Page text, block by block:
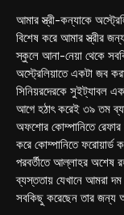
আমার স্ত্রী-কন্যাকে
বিশেষ করে আমার স্ত্রীর
স্কুলে আনা-নেয়া থেকে
অস্ট্রেলিয়াতে একটা জব
সিনিয়রদেরকে সুইট্যাবল
আগে হঠাৎ করেই ৩৯ তম
অফশোর কোম্পানিতে রেফার
করে কোম্পানিতে ফরোয়ার্ড
পরবর্তীতে আল্লাহর অশেষ
ব্যস্ততায় যেখানে আমরা
সবকিছু করেছেন তার জন্য